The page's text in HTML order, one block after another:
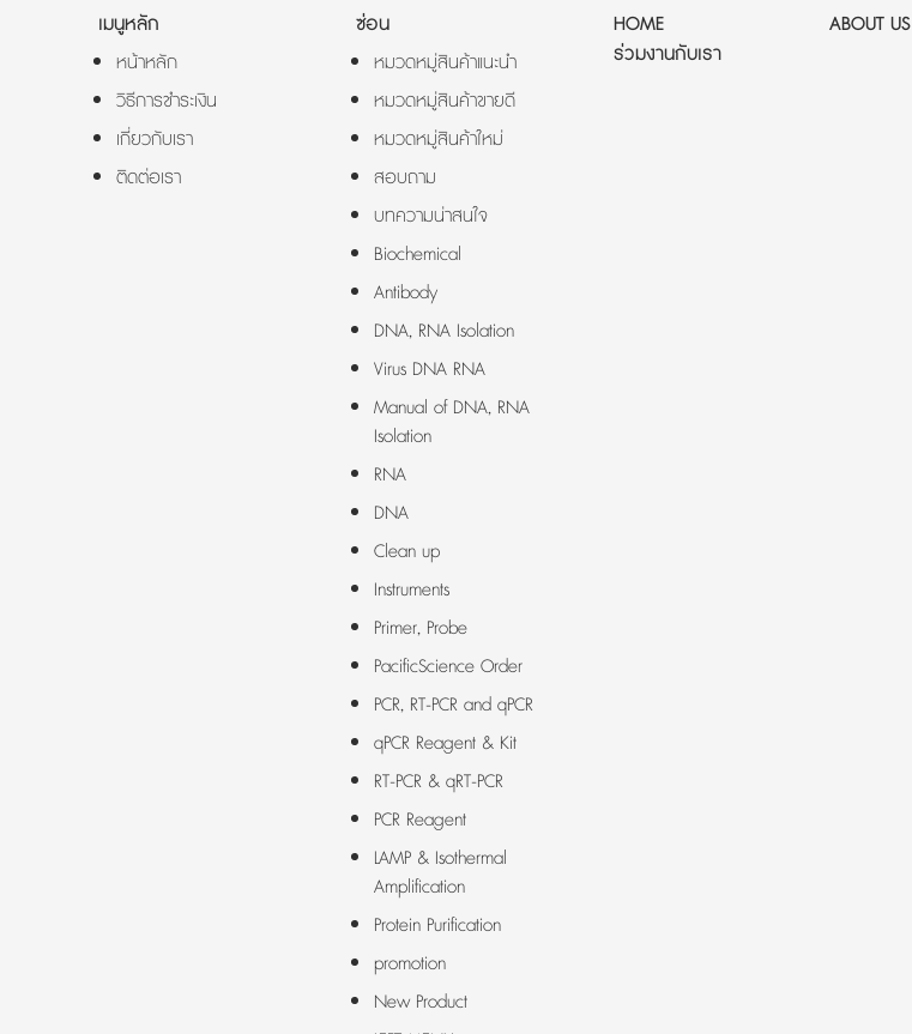
เมนูหลัก
หน้าหลัก
วิธีการชำระเงิน
เกี่ยวกับเรา
ติดต่อเรา
ซ่อน
หมวดหมู่สินค้าแนะนำ
หมวดหมู่สินค้าขายดี
หมวดหมู่สินค้าใหม่
สอบถาม
บทความน่าสนใจ
Biochemical
Antibody
DNA, RNA Isolation
Virus DNA RNA
Manual of DNA, RNA
Isolation
RNA
DNA
Clean up
Instruments
Primer, Probe
PacificScience Order
PCR, RT-PCR and qPCR
qPCR Reagent & Kit
RT-PCR & qRT-PCR
PCR Reagent
LAMP & Isothermal
Amplification
Protein Purification
promotion
New Product
HOME ABOUT US
ร่วมงานกับเรา